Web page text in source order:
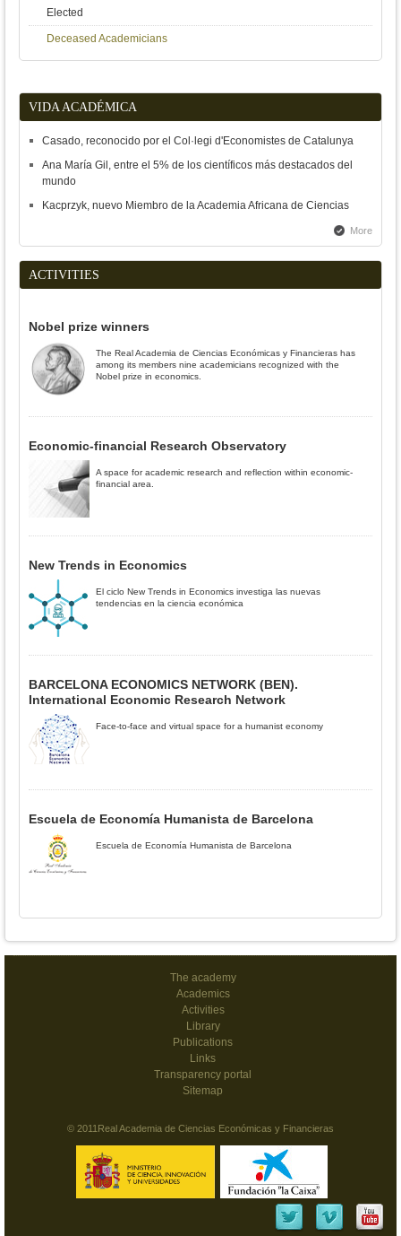
Elected
Deceased Academicians
VIDA ACADÉMICA
Casado, reconocido por el Col·legi d'Economistes de Catalunya
Ana María Gil, entre el 5% de los científicos más destacados del
mundo
Kacprzyk, nuevo Miembro de la Academia Africana de Ciencias
More
ACTIVITIES
Nobel prize winners
The Real Academia de Ciencias Económicas y Financieras has
among its members nine academicians recognized with the
Nobel prize in economics.
Economic-financial Research Observatory
A space for academic research and reflection within economic-
financial area.
New Trends in Economics
El ciclo New Trends in Economics investiga las nuevas
tendencias en la ciencia económica
BARCELONA ECONOMICS NETWORK (BEN).
International Economic Research Network
Face-to-face and virtual space for a humanist economy
Escuela de Economía Humanista de Barcelona
Escuela de Economía Humanista de Barcelona
The academy
Academics
Activities
Library
Publications
Links
Transparency portal
Sitemap
© 2011Real Academia de Ciencias Económicas y Financieras